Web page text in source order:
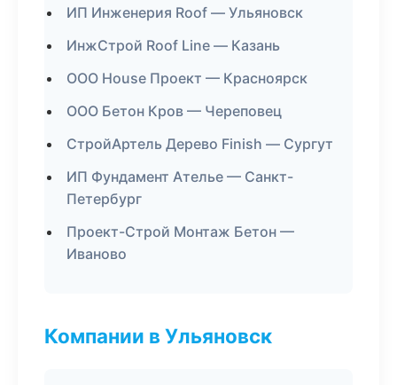
ИП Инженерия Roof — Ульяновск
ИнжСтрой Roof Line — Казань
ООО House Проект — Красноярск
ООО Бетон Кров — Череповец
СтройАртель Дерево Finish — Сургут
ИП Фундамент Ателье — Санкт-
Петербург
Проект-Строй Монтаж Бетон —
Иваново
Компании в Ульяновск